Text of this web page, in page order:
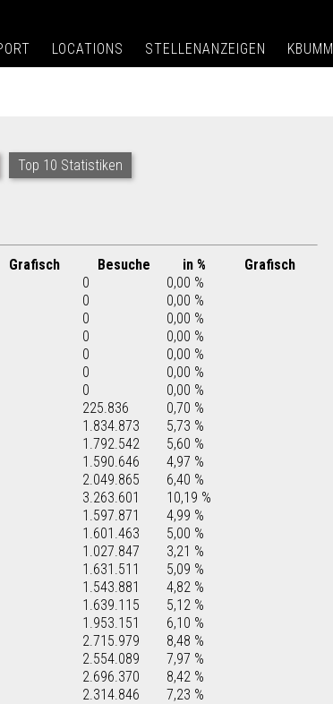
LOCATIONS STELLENANZEIGEN KBUMM
Top 10 Statistiken
Grafisch Besuche in %
Grafisch
0
0,00 %
0
0,00 %
0
0,00 %
0
0,00 %
0
0,00 %
0
0,00 %
0
0,00 %
225.836
0,70 %
1.834.873
5,73 %
1.792.542
5,60 %
1.590.646
4,97 %
2.049.865
6,40 %
3.263.601
10,19 %
1.597.871
4,99 %
1.601.463
5,00 %
1.027.847
3,21 %
1.631.511
5,09 %
1.543.881
4,82 %
1.639.115
5,12 %
1.953.151
6,10 %
2.715.979
8,48 %
2.554.089
7,97 %
2.696.370
8,42 %
2.314.846 7,23 %